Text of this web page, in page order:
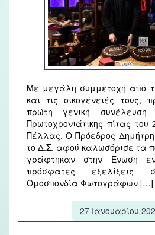
Με μεγάλη συμμετοχή από
και τις οικογένειές τους,
πρώτη γενική
Πρωτοχρονιάτικης πίτας του
Πέλλας. Ο Πρόεδρος
το Δ.Σ. αφού καλωσόρισε τα
γράφτηκαν στην Ένωση
πρόσφατες εξελίξεις
Ομοσπονδία Φωτογράφων […]
27 Ιανουαρίου